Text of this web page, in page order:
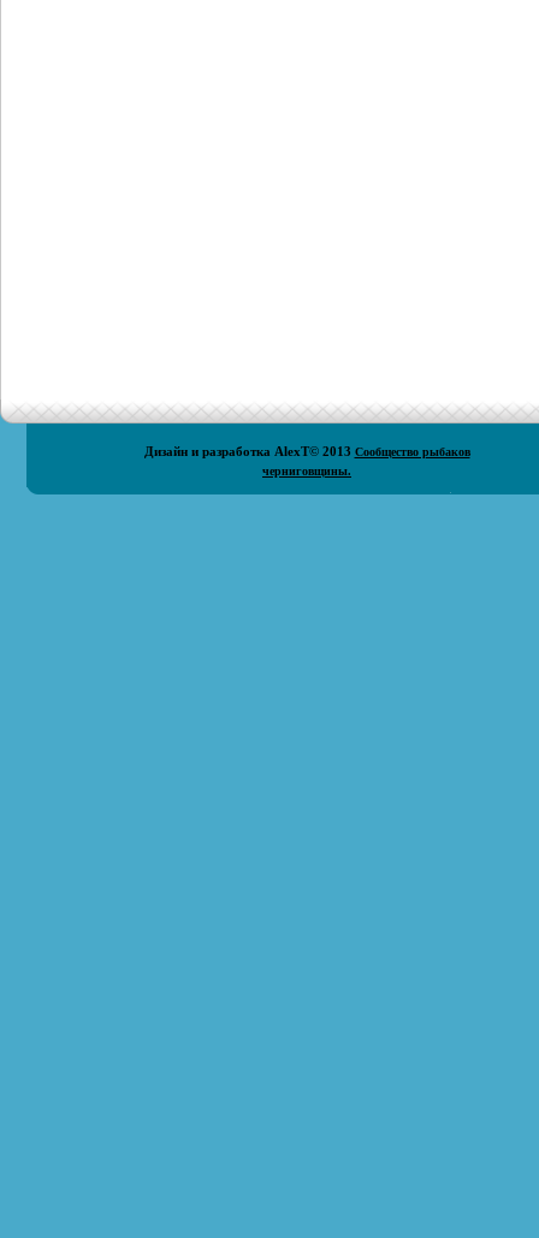
Дизайн и разработка AlexT© 2013 Сообщество рыбаков
черниговщины.